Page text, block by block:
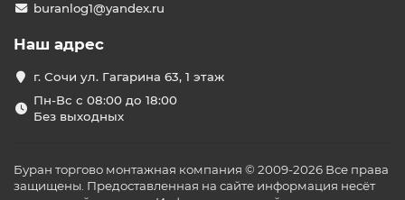
buranlog1@yandex.ru
Наш адрес
г. Сочи ул. Гагарина 63, 1 этаж
Пн-Вс с 08:00 до 18:00
Без выходных
Буран торгово монтажная компания © 2009-2026 Все права
защищены. Предоставленная на сайте информация несёт